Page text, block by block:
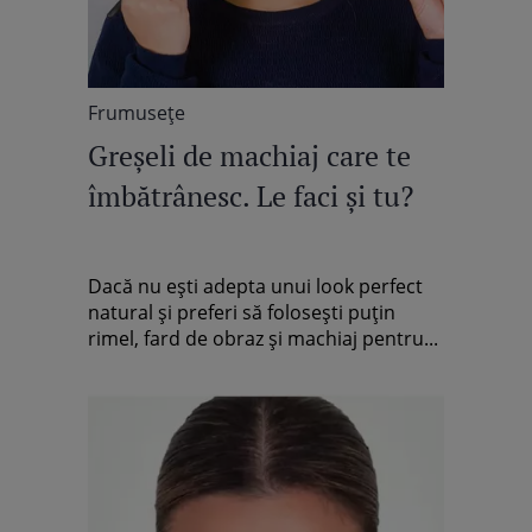
Frumuseţe
Greșeli de machiaj care te
îmbătrânesc. Le faci și tu?
Dacă nu ești adepta unui look perfect
natural și preferi să folosești puțin
rimel, fard de obraz și machiaj pentru...